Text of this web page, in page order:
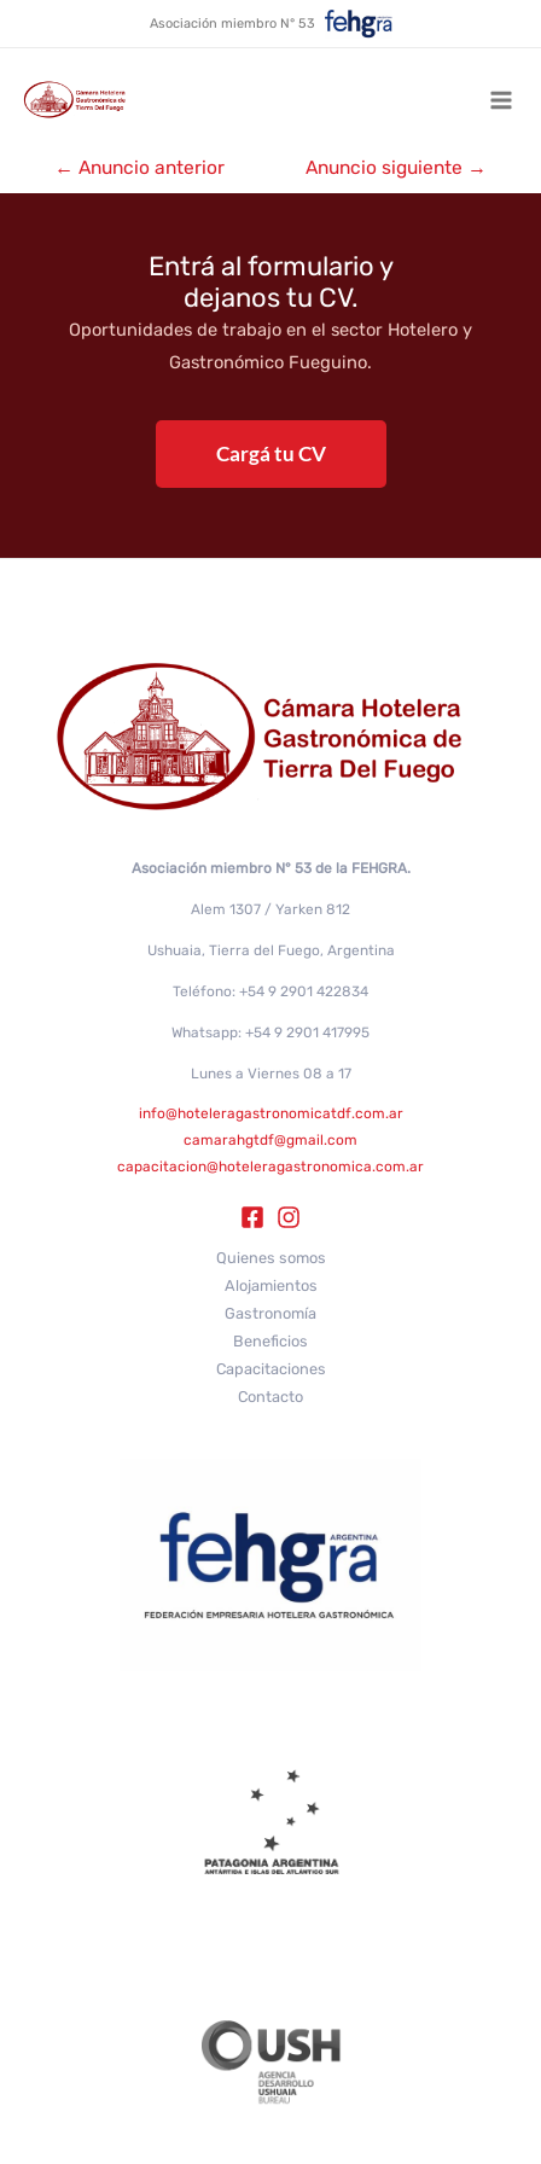
contenido
Asociación miembro N° 53
Hotel Austral ★
Navegación
de
← Anuncio anterior Anuncio siguiente →
Entrá al formulario y
dejanos tu CV.
Oportunidades de trabajo en el sector Hotelero y
Gastronómico Fueguino.
Cargá tu CV
Asociación miembro N° 53 de la FEHGRA.
Alem 1307 / Yarken 812
Ushuaia, Tierra del Fuego, Argentina
Teléfono: +54 9 2901 422834
Whatsapp: +54 9 2901 417995
Lunes a Viernes 08 a 17
info@hoteleragastronomicatdf.com.ar
camarahgtdf@gmail.com
capacitacion@hoteleragastronomica.com.ar
Quienes somos
Alojamientos
Gastronomía
Beneficios
Capacitaciones
Contacto